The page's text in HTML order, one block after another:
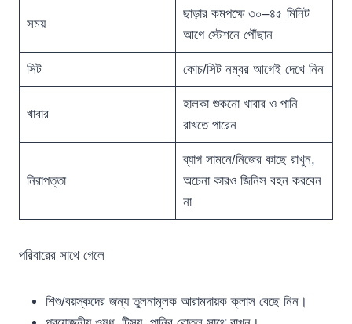
সময়
ছাড়ার কমপক্ষে ৩০–৪৫ মিনিট
আগে স্টেশনে পৌঁছান
সিট কোচ/সিট নম্বর আগেই দেখে নিন
খাবার
হালকা শুকনো খাবার ও পানি
রাখতে পারেন
নিরাপত্তা
ব্যাগ সামনে/নিজের কাছে রাখুন,
অচেনা কারও জিনিস বহন করবেন
না
পরিবারের সাথে গেলে
শিশু/বয়স্কদের জন্য তুলনামূলক আরামদায়ক ক্লাস বেছে নিন।